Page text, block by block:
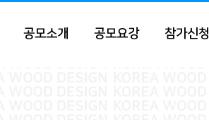
공모소개 공모요강 참가신청